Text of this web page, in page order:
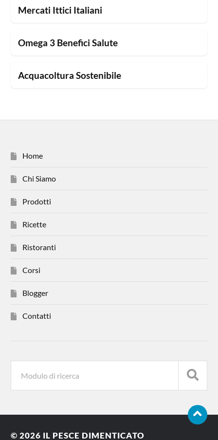
Mercati Ittici Italiani
Omega 3 Benefici Salute
Acquacoltura Sostenibile
Home
Chi Siamo
Prodotti
Ricette
Ristoranti
Corsi
Blogger
Contatti
© 2026 IL PESCE DIMENTICATO